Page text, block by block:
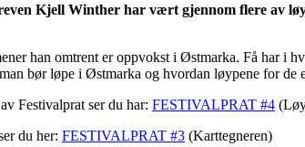
Kjell Winther har vært gjennom flere av
han omtrent er oppvokst i Østmarka. Få har i
bør løpe i Østmarka og hvordan løypene for de
Festivalprat ser du har: FESTIVALPRAT #4
du her: FESTIVALPRAT #3 (Karttegneren)